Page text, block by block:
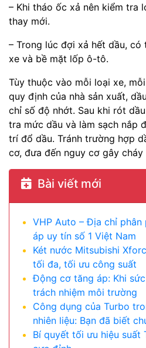
– Khi tháo ốc xả nên kiểm tra
thay mới.
– Trong lúc đợi xả hết dầu,
xe và bề mặt lốp ô-tô.
Tùy thuộc vào mỗi loại xe,
quy định của nhà sản xuất,
chỉ số độ nhớt. Sau khi rót
tra mức dầu và làm sạch nắp
trí đổ dầu. Tránh trường hợp
cơ, đưa đến nguy cơ gây cháy
Bài viết mới
VHP Auto – Địa chỉ
áp uy tín số 1 Việt Nam
Két nước Mitsubishi
tối đa, tối ưu công suất
Động cơ tăng áp: Khi
trách nhiệm môi trường
Công dụng của Turbo
nhiên liệu: Bạn đã biết
Bí quyết tối ưu hiệu suất